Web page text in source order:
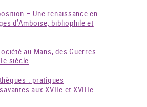
– Une renaissance en
d’Amboise, bibliophile et
au Mans, des Guerres
siècle
: pratiques
aux XVIIe et XVIIIe